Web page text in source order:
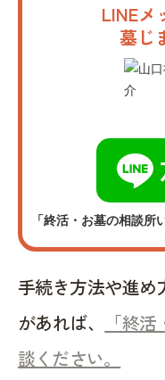
LINEメ
墓じ
「終活・お墓の相談所
手続き方法や進め
があれば、
「終
談ください。